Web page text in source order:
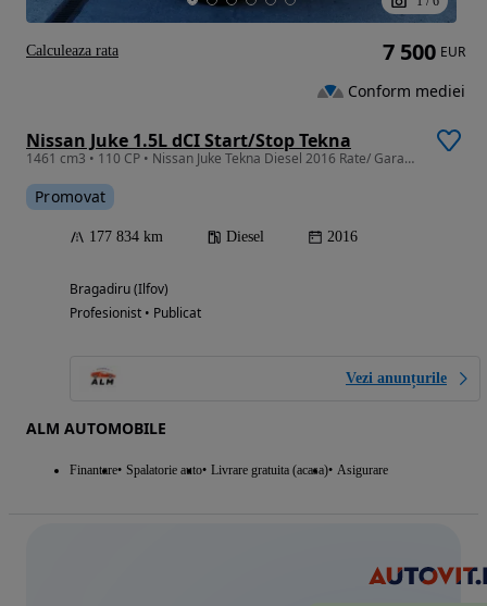
Nissan Juke 1.5L dCI Start/Stop Tekna
1461 cm3 • 110 CP • Nissan Juke Tekna Diesel 2016 Rate/ Garantie
Promovat
177 834 km Diesel 2016
Bragadiru (Ilfov)
Profesionist • Publicat
Vezi anunțurile
ALM AUTOMOBILE
Finantare Spalatorie auto Livrare gratuita (acasa) Asigurare
7 500 EUR
Conform mediei
Calculeaza rata